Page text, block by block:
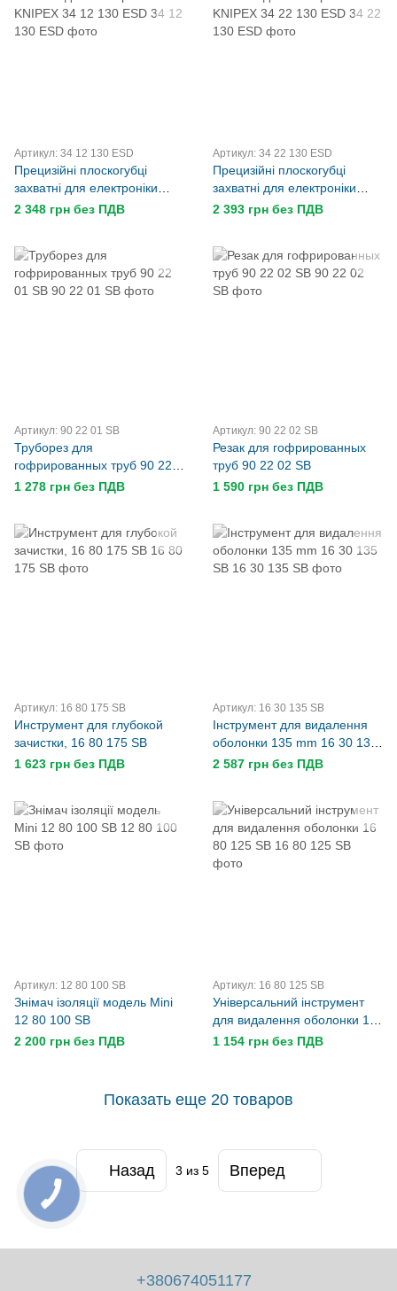
Артикул: 34 12 130 ESD
Прецизійні плоскогубці
захватні для електроніки
KNIPEX 34 12 130 ESD
2 348 грн без ПДВ
Артикул: 34 22 130 ESD
Прецизійні плоскогубці
захватні для електроніки
KNIPEX 34 22 130 ESD
2 393 грн без ПДВ
Артикул: 90 22 01 SB
Труборез для
гофрированных труб 90 22
01 SB
1 278 грн без ПДВ
Артикул: 90 22 02 SB
Резак для гофрированных
труб 90 22 02 SB
1 590 грн без ПДВ
Артикул: 16 80 175 SB
Инструмент для глубокой
зачистки, 16 80 175 SB
1 623 грн без ПДВ
Артикул: 16 30 135 SB
Інструмент для видалення
оболонки 135 mm 16 30 135
SB
2 587 грн без ПДВ
Артикул: 12 80 100 SB
Знімач ізоляції модель Mini
12 80 100 SB
2 200 грн без ПДВ
Артикул: 16 80 125 SB
Універсальний інструмент
для видалення оболонки 16
80 125 SB
1 154 грн без ПДВ
Показать еще 20 товаров
Назад 3 из 5 Вперед
+380674051177